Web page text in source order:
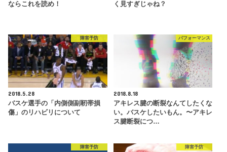
ならこれを読め！
く見すぎじゃね？
障害予防
2018.5.28
バスケ選手の「内側側副靭帯損
傷」のリハビリについて
パフォーマンス
2018.8.18
アキレス腱の断裂なんてしたくな
い。バスケしたいもん。〜アキレ
ス腱断裂につ…
障害予防 障害予防